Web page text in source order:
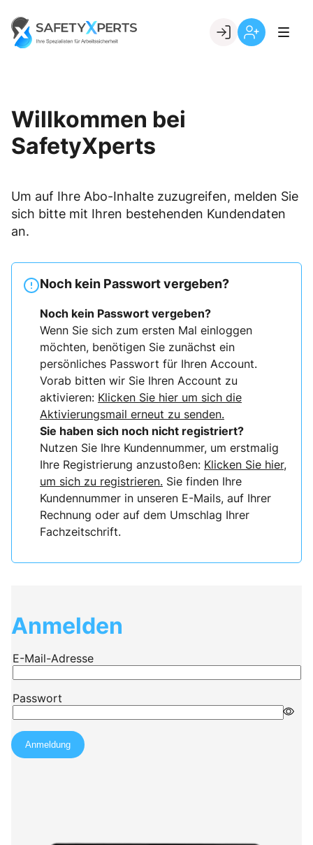
content
Go to landing page.
Willkommen bei
SafetyXperts
Um auf Ihre Abo-Inhalte zuzugreifen, melden Sie
sich bitte mit Ihren bestehenden Kundendaten
an.
Noch kein Passwort vergeben?
Noch kein Passwort vergeben?
Wenn Sie sich zum ersten Mal einloggen
möchten, benötigen Sie zunächst ein
persönliches Passwort für Ihren Account.
Vorab bitten wir Sie Ihren Account zu
aktivieren: Klicken Sie hier um sich die
Aktivierungsmail erneut zu senden.
Sie haben sich noch nicht registriert?
Nutzen Sie Ihre Kundennummer, um erstmalig
Ihre Registrierung anzustoßen: Klicken Sie hier,
um sich zu registrieren. Sie finden Ihre
Kundennummer in unseren E-Mails, auf Ihrer
Rechnung oder auf dem Umschlag Ihrer
Fachzeitschrift.
Anmelden